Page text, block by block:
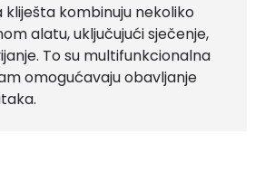
kliješta kombinuju nekoliko
alatu, uključujući sječenje,
To su multifunkcionalna
omogućavaju obavljanje